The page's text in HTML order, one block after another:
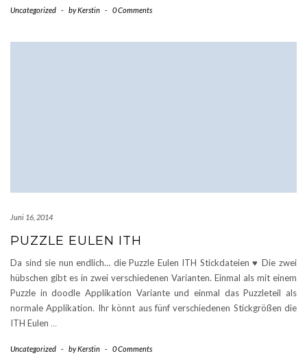
Uncategorized - byKerstin - 0 Comments
Juni 16, 2014
PUZZLE EULEN ITH
Da sind sie nun endlich… die Puzzle Eulen ITH Stickdateien ♥ Die zwei
hübschen gibt es in zwei verschiedenen Varianten. Einmal als mit einem
Puzzle in doodle Applikation Variante und einmal das Puzzleteil als
normale Applikation. Ihr könnt aus fünf verschiedenen Stickgrößen die
ITH Eulen …
Uncategorized - byKerstin - 0 Comments